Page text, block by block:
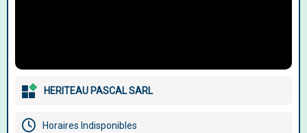
HERITEAU PASCAL SARL
Horaires Indisponibles